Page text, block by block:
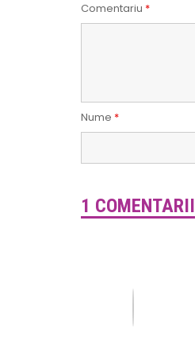
Comentariu *
Nume *
1 COMENTARII